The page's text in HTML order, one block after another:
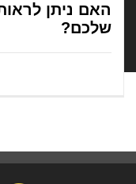
האם ניתן
שלכם?